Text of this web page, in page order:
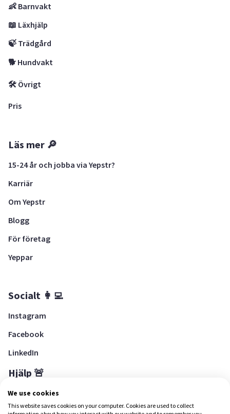
👶 Barnvakt
📖 Läxhjälp
🍃 Trädgård
🐕 Hundvakt
🛠 Övrigt
Pris
Läs mer 🔎
15-24 år och jobba via Yepstr?
Karriär
Om Yepstr
Blogg
För företag
Yeppar
Socialt 👩‍💻
Instagram
Facebook
LinkedIn
Hjälp 🚨
Hjälpcenter
We use cookies
This website saves cookies on your computer. Cookies are used to collect